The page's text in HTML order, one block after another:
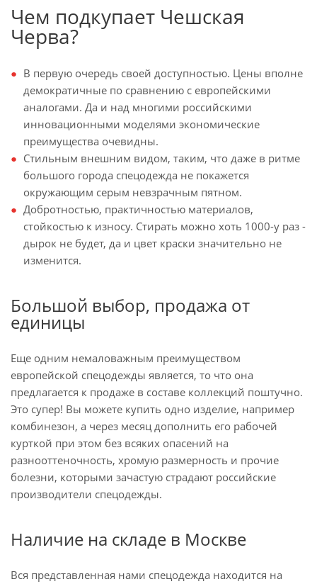
Чем подкупает Чешская
Черва?
В первую очередь своей доступностью. Цены вполне
демократичные по сравнению с европейскими
аналогами. Да и над многими российскими
инновационными моделями экономические
преимущества очевидны.
Стильным внешним видом, таким, что даже в ритме
большого города спецодежда не покажется
окружающим серым невзрачным пятном.
Добротностью, практичностью материалов,
стойкостью к износу. Стирать можно хоть 1000-у раз -
дырок не будет, да и цвет краски значительно не
изменится.
Большой выбор, продажа от
единицы
Еще одним немаловажным преимуществом
европейской спецодежды является, то что она
предлагается к продаже в составе коллекций поштучно.
Это супер! Вы можете купить одно изделие, например
комбинезон, а через месяц дополнить его рабочей
курткой при этом без всяких опасений на
разнооттеночность, хромую размерность и прочие
болезни, которыми зачастую страдают российские
производители спецодежды.
Наличие на складе в Москве
Вся представленная нами спецодежда находится на